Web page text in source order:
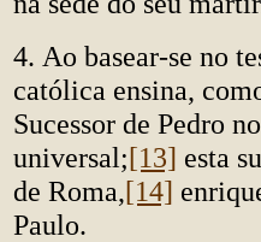
4. Ao basear-se no
católica ensina,
Sucessor de Pedro
universal;[13] esta
de Roma,[14]
Paulo.